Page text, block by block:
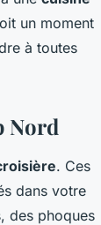
un moment
à toutes
Nord
. Ces
dans votre
des phoques